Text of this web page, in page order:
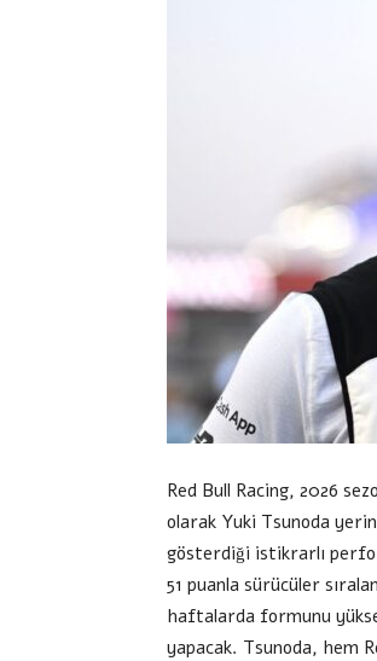
Red Bull Racing, 2026
olarak Yuki Tsunoda
gösterdiği istikrarlı
51 puanla sürücüler
haftalarda formunu
yapacak. Tsunoda, hem